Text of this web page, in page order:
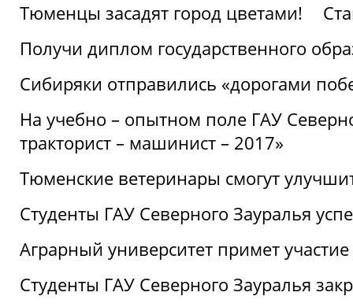
Тюменцы засадят город цветами!
Получи диплом государственного
Сибиряки отправились «дорогами
На учебно – опытном поле ГАУ
тракторист – машинист – 2017»
Тюменские ветеринары смогут
Студенты ГАУ Северного Зауралья
Аграрный университет примет
Студенты ГАУ Северного Зауралья